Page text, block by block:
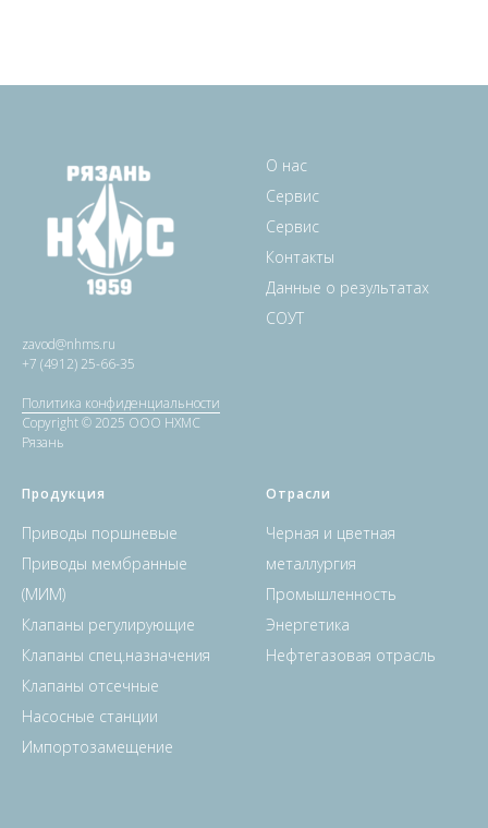
zavod@nhms.ru
+7 (4912) 25-66-35
Политика конфиденциальности
Copyright © 2025 ООО НХМС
Рязань
О нас
Сервис
Сервис
Контакты
Данные о результатах
СОУТ
Продукция
Приводы поршневые
Приводы мембранные
(МИМ)
Клапаны регулирующие
Клапаны спец.назначения
Клапаны отсечные
Насосные станции
Импортозамещение
Отрасли
Черная и цветная
металлургия
Промышленность
Энергетика
Нефтегазовая отрасль